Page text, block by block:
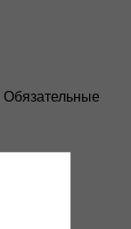
Обязательные